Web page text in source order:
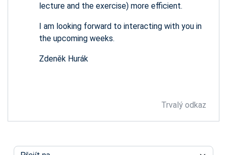
lecture and the exercise) more efficient.
I am looking forward to interacting with you in
the upcoming weeks.
Zdeněk Hurák
Trvalý odkaz